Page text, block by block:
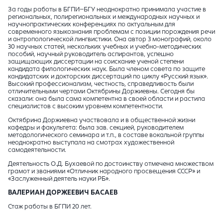
За годы работы в БГПИ–БГУ неоднократно принимала участие в
региональных, полирегиональных и международных научных и
научнопрактических конференциях по актуальным для
современного языкознания проблемам с позиции порождения речи
и антропологической лингвистики. Она автор 3 монографий, около
30 научных статей, нескольких учебных и учебно-методических
пособий, научный руководитель аспирантов, успешно
защищающих диссертации на соискание ученой степени
кандидата филологических наук. Была членом совета по защите
кандидатских и докторских диссертаций по циклу «Русский язык».
Высокий профессионализм, честность, справедливость были
отличительными чертами Октябрины Доржиевны. Сегодня бы
сказали: она была сама компетентна в своей области и растила
специалистов с высоким уровнем компетентности.
Октябрина Доржиевна участвовала и в общественной жизни
кафедры и факультета: была зав. секцией, руководителем
методологического семинара и т.п., в составе вокальной группы
неоднократно выступала на смотрах художественной
самодеятельности.
Деятельность О.Д. Бухаевой по достоинству отмечена множеством
грамот и званиями «Отличник народного просвещения СССР» и
«Заслуженный деятель науки РБ».
ВАЛЕРИАН ДОРЖЕЕВИЧ БАСАЕВ
Стаж работы в БГПИ 20 лет.